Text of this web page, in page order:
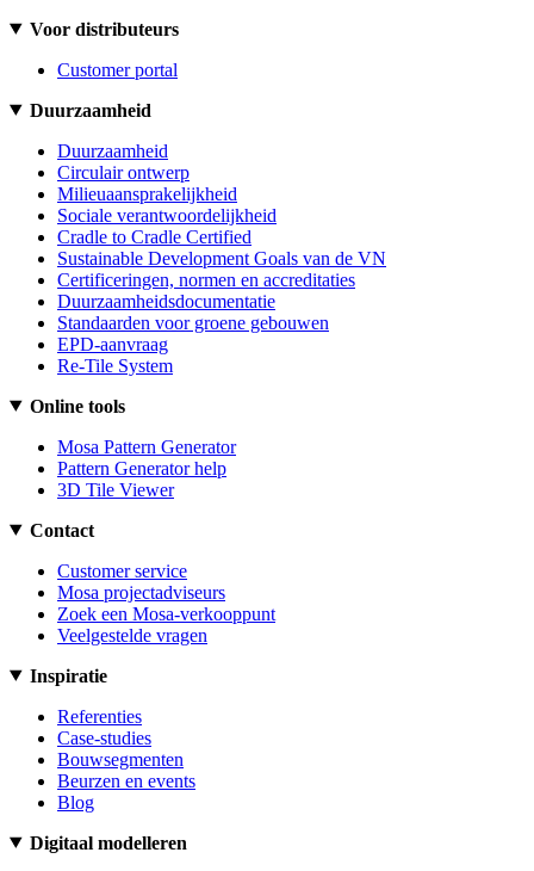
Voor distributeurs
Customer portal
Duurzaamheid
Duurzaamheid
Circulair ontwerp
Milieuaansprakelijkheid
Sociale verantwoordelijkheid
Cradle to Cradle Certified
Sustainable Development Goals van de VN
Certificeringen, normen en accreditaties
Duurzaamheidsdocumentatie
Standaarden voor groene gebouwen
EPD-aanvraag
Re-Tile System
Online tools
Mosa Pattern Generator
Pattern Generator help
3D Tile Viewer
Contact
Customer service
Mosa projectadviseurs
Zoek een Mosa-verkooppunt
Veelgestelde vragen
Inspiratie
Referenties
Case-studies
Bouwsegmenten
Beurzen en events
Blog
Digitaal modelleren